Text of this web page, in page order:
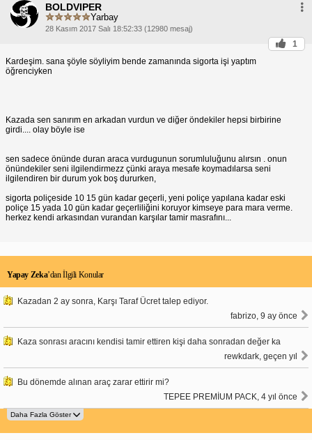
BOLDVIPER
Yarbay
28 Kasım 2017 Salı 18:52:33 (12980 mesaj)
1
Kardeşim. sana şöyle söyliyim bende zamanında sigorta işi yaptım
öğrenciyken
Kazada sen sanırım en arkadan vurdun ve diğer öndekiler hepsi birbirine
girdi.... olay böyle ise
sen sadece önünde duran araca vurdugunun sorumluluğunu alırsın . onun
önündekiler seni ilgilendirmezz çünki araya mesafe koymadılarsa seni
ilgilendiren bir durum yok boş dururken,
sigorta poliçeside 10 15 gün kadar geçerli, yeni poliçe yapılana kadar eski
poliçe 15 yada 10 gün kadar geçerliliğini koruyor kimseye para mara verme.
herkez kendi arkasından vurandan karşılar tamir masrafını...
Yapay Zeka’dan İlgili Konular
Kazadan 2 ay sonra, Karşı Taraf Ücret talep ediyor.
fabrizo, 9 ay önce
Kaza sonrası aracını kendisi tamir ettiren kişi daha sonradan değer ka
rewkdark, geçen yıl
Bu dönemde alınan araç zarar ettirir mi?
TEPEE PREMİUM PACK, 4 yıl önce